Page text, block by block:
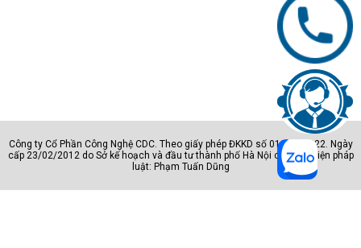
Công ty Cổ Phần Công Nghệ CDC. Theo giấy phép ĐKKD số 0105801222. Ngày
cấp 23/02/2012 do Sở kế hoạch và đầu tư thành phố Hà Nội cấp. Đại diện pháp
luật: Phạm Tuấn Dũng